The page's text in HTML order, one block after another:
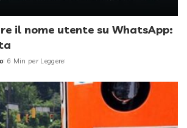
il nome utente su WhatsApp:
6 Min per Leggere